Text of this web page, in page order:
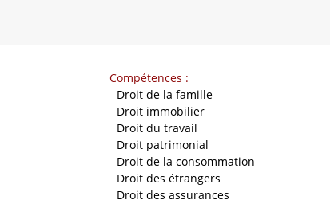
Compétences :
Droit de la famille
Droit immobilier
Droit du travail
Droit patrimonial
Droit de la consommation
Droit des étrangers
Droit des assurances